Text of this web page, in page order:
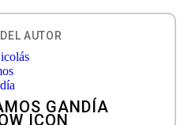
AUTOR
GANDÍA